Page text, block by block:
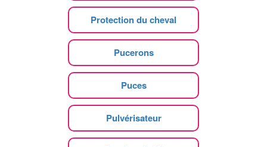
Protection du cheval
Pucerons
Puces
Pulvérisateur